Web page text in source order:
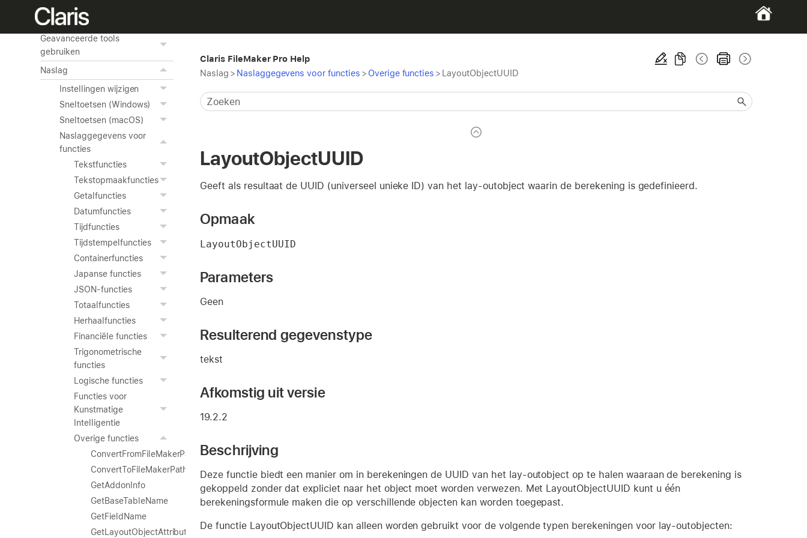
Toegang krijgen tot externe
gegevensbronnen
Geavanceerde tools
gebruiken
Naslag
Instellingen wijzigen
Sneltoetsen (Windows)
Sneltoetsen (macOS)
Naslaggegevens voor
functies
Tekstfuncties
Tekstopmaakfuncties
Getalfuncties
Datumfuncties
Tijdfuncties
Tijdstempelfuncties
Containerfuncties
Japanse functies
JSON-functies
Totaalfuncties
Herhaalfuncties
Financiële functies
Trigonometrische
functies
Logische functies
Functies voor
Kunstmatige
Intelligentie
Overige functies
ConvertFromFileMakerPath
ConvertToFileMakerPath
GetAddonInfo
GetBaseTableName
GetFieldName
GetLayoutObjectAttribute
Claris FileMaker Pro Help
Naslag > Naslaggegevens voor functies > Overige functies > LayoutObjectUUID
LayoutObjectUUID
Geeft als resultaat de UUID (universeel unieke ID) van het lay-outobject waarin de berekening is gedefinieerd.
Opmaak
LayoutObjectUUID
Parameters
Geen
Resulterend gegevenstype
tekst
Afkomstig uit versie
19.2.2
Beschrijving
Deze functie biedt een manier om in berekeningen de UUID van het lay-outobject op te halen waaraan de berekening is
gekoppeld zonder dat expliciet naar het object moet worden verwezen. Met LayoutObjectUUID kunt u één
berekeningsformule maken die op verschillende objecten kan worden toegepast.
De functie LayoutObjectUUID kan alleen worden gebruikt voor de volgende typen berekeningen voor lay-outobjecten: